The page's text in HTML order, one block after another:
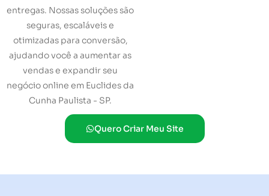
entregas. Nossas soluções são
seguras, escaláveis e
otimizadas para conversão,
ajudando você a aumentar as
vendas e expandir seu
negócio online em Euclides da
Cunha Paulista - SP.
Quero Criar Meu Site